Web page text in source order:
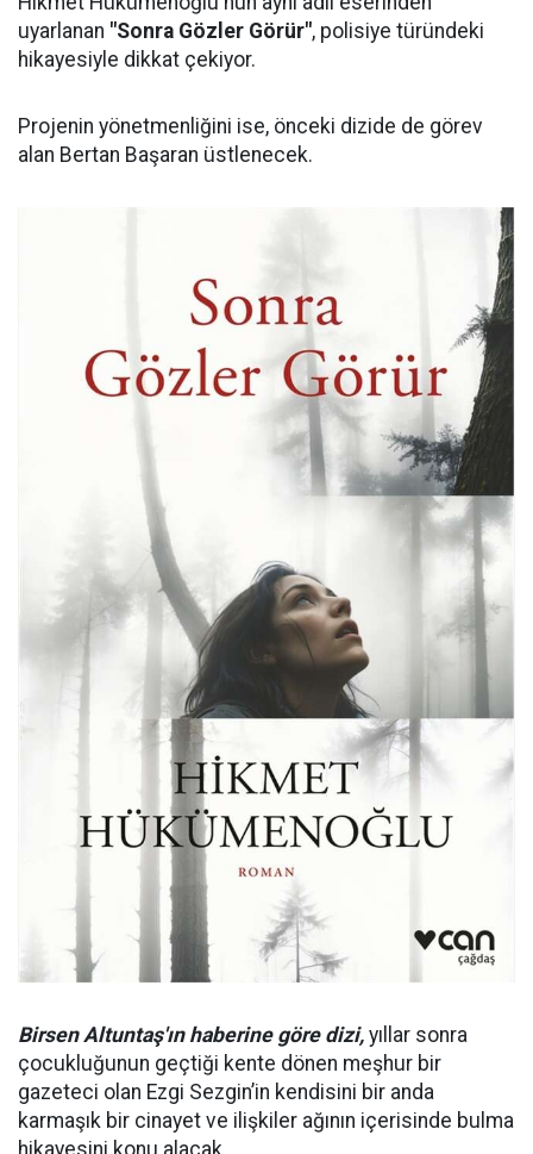
uyarlanan "Sonra Gözler Görür", polisiye türündeki
hikayesiyle dikkat çekiyor.
Projenin yönetmenliğini ise, önceki dizide de görev
alan Bertan Başaran üstlenecek.
Birsen Altuntaş'ın haberine göre dizi, yıllar sonra
çocukluğunun geçtiği kente dönen meşhur bir
gazeteci olan Ezgi Sezgin’in kendisini bir anda
karmaşık bir cinayet ve ilişkiler ağının içerisinde bulma